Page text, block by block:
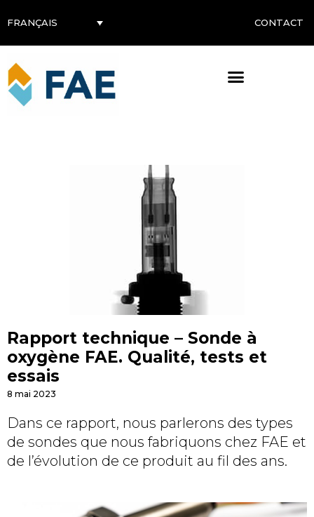
FRANÇAIS CONTACT
Rapport technique – Sonde à
oxygène FAE. Qualité, tests et
essais
8 mai 2023
Dans ce rapport, nous parlerons des types
de sondes que nous fabriquons chez FAE et
de l’évolution de ce produit au fil des ans.